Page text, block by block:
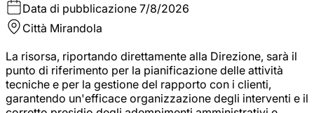
Data di pubblicazione 7/8/2026
Città Mirandola
La risorsa, riportando direttamente alla Direzione, sarà il
punto di riferimento per la pianificazione delle attività
tecniche e per la gestione del rapporto con i clienti,
garantendo un'efficace organizzazione degli interventi e il